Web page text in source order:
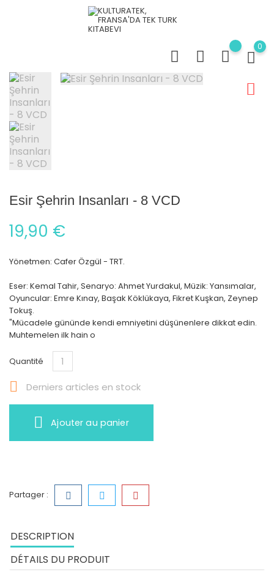
0
Esir Şehrin Insanları - 8 VCD
19,90 €
Yönetmen: Cafer Özgül - TRT.
Eser: Kemal Tahir, Senaryo: Ahmet Yurdakul, Müzik: Yansımalar,
Oyuncular: Emre Kınay, Başak Köklükaya, Fikret Kuşkan, Zeynep
Tokuş.
"Mücadele gününde kendi emniyetini düşünenlere dikkat edin.
Muhtemelen ilk hain o
Quantité
 Derniers articles en stock
Ajouter au panier
Partager :
DESCRIPTION
DÉTAILS DU PRODUIT